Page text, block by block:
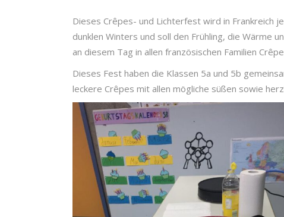
Dieses Crêpes- und Lichterfest wird in Frankreich
dunklen Winters und soll den Frühling, die Wärme
an diesem Tag in allen französischen Familien
Dieses Fest haben die Klassen 5a und 5b
leckere Crêpes mit allen mögliche süßen sowie